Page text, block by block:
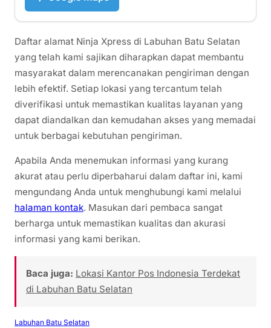
Daftar alamat Ninja Xpress di Labuhan Batu Selatan
yang telah kami sajikan diharapkan dapat membantu
masyarakat dalam merencanakan pengiriman dengan
lebih efektif. Setiap lokasi yang tercantum telah
diverifikasi untuk memastikan kualitas layanan yang
dapat diandalkan dan kemudahan akses yang memadai
untuk berbagai kebutuhan pengiriman.
Apabila Anda menemukan informasi yang kurang
akurat atau perlu diperbaharui dalam daftar ini, kami
mengundang Anda untuk menghubungi kami melalui
halaman kontak. Masukan dari pembaca sangat
berharga untuk memastikan kualitas dan akurasi
informasi yang kami berikan.
Baca juga: Lokasi Kantor Pos Indonesia Terdekat
di Labuhan Batu Selatan
Labuhan Batu Selatan